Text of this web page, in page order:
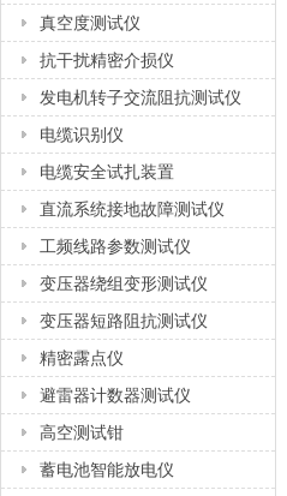
真空度测试仪
抗干扰精密介损仪
发电机转子交流阻抗测试仪
电缆识别仪
电缆安全试扎装置
直流系统接地故障测试仪
工频线路参数测试仪
变压器绕组变形测试仪
变压器短路阻抗测试仪
精密露点仪
避雷器计数器测试仪
高空测试钳
蓄电池智能放电仪